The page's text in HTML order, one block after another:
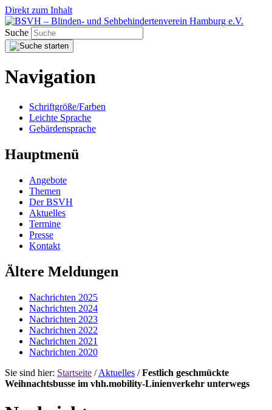
Direkt zum Inhalt
Suche
Navigation
Schriftgröße/Farben
Leichte Sprache
Gebärdensprache
Hauptmenü
Angebote
Themen
Der BSVH
Aktuelles
Termine
Presse
Kontakt
Ältere Meldungen
Nachrichten 2025
Nachrichten 2024
Nachrichten 2023
Nachrichten 2022
Nachrichten 2021
Nachrichten 2020
Sie sind hier: Startseite /Aktuelles /Festlich geschmückte
Weihnachtsbusse im vhh.mobility-Linienverkehr unterwegs